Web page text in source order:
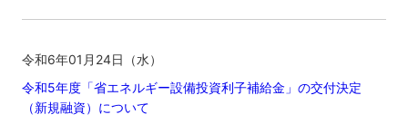
令和6年01月24日（水）
令和5年度「省エネルギー設備投資利子補給金」の交付決定
（新規融資）について